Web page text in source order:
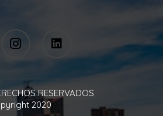
RESERVADOS
2020